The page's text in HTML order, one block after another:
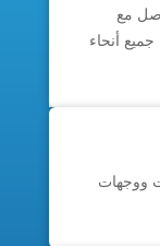
مع
أنحاء
ووجهات